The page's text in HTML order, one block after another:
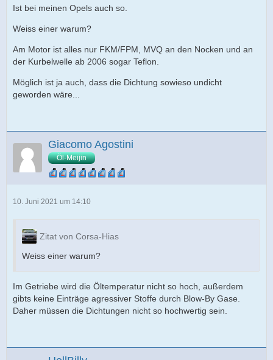
Ist bei meinen Opels auch so.
Weiss einer warum?
Am Motor ist alles nur FKM/FPM, MVQ an den Nocken und an
der Kurbelwelle ab 2006 sogar Teflon.
Möglich ist ja auch, dass die Dichtung sowieso undicht
geworden wäre...
Giacomo Agostini
Öl-Meijin
10. Juni 2021 um 14:10
Zitat von Corsa-Hias
Weiss einer warum?
Im Getriebe wird die Öltemperatur nicht so hoch, außerdem
gibts keine Einträge agressiver Stoffe durch Blow-By Gase.
Daher müssen die Dichtungen nicht so hochwertig sein.